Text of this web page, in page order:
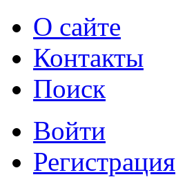
О сайте
Контакты
Поиск
Войти
Регистрация